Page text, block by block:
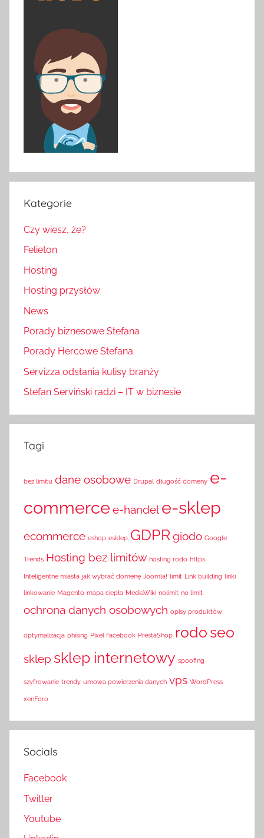
Kategorie
Czy wiesz, że?
Felieton
Hosting
Hosting przysłów
News
Porady biznesowe Stefana
Porady Hercowe Stefana
Servizza odsłania kulisy branży
Stefan Serviński radzi – IT w biznesie
Tagi
bez limitu dane osobowe Drupal długość domeny e-
commercee-handel e-sklep
ecommerce eshop esklep GDPRgiodo Google
Trends Hosting bez limitów hosting rodo https
Inteligentne miasta jak wybrać domenę Joomla! limit Link building linki
linkowanie Magento mapa ciepła MediaWiki nolimit no limit
ochrona danych osobowych opisy produktów
optymalizacja phising Pixel Facebook PrestaShop rodo seo
sklep sklep internetowy spoofing
szyfrowanie trendy umowa powierzenia danych vps WordPress
xenForo
Socials
Facebook
Twitter
Youtube